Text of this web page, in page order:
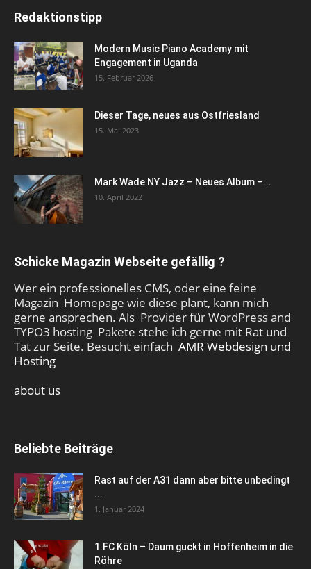
Redaktionstipp
Modern Music Piano Academy mit
Engagement in Uganda
15. Februar 2026
Dieser Tage, neues aus Ostfriesland
15. Mai 2023
Mark Wade NY Jazz – Neues Album –...
10. April 2022
Schicke Magazin Webseite gefällig ?
Wer ein professionelles CMS, oder eine feine
Magazin Homepage wie diese plant, kann mich
gerne ansprechen. Als Provider für WordPress and
TYPO3 hosting Pakete stehe ich gerne mit Rat und
Tat zur Seite. Besucht einfach AMR Webdesign und
Hosting
about us
Beliebte Beiträge
Rast auf der A31 dann aber bitte unbedingt
...
1. Januar 2024
1.FC Köln – Daum guckt in Hoffenheim in die
Röhre